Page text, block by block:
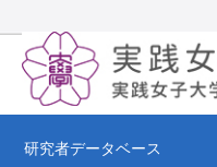
研究者データベース